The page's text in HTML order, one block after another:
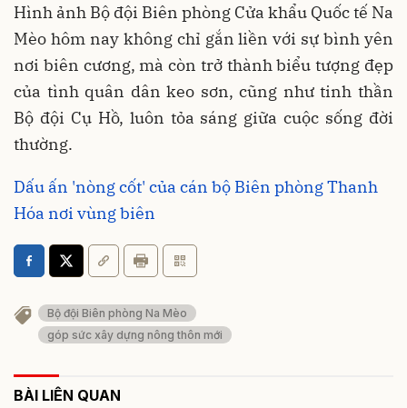
Hình ảnh Bộ đội Biên phòng Cửa khẩu Quốc tế Na
Mèo hôm nay không chỉ gắn liền với sự bình yên
nơi biên cương, mà còn trở thành biểu tượng đẹp
của tình quân dân keo sơn, cũng như tinh thần
Bộ đội Cụ Hồ, luôn tỏa sáng giữa cuộc sống đời
thường.
Dấu ấn 'nòng cốt' của cán bộ Biên phòng Thanh
Hóa nơi vùng biên
Bộ đội Biên phòng Na Mèo
góp sức xây dựng nông thôn mới
BÀI LIÊN QUAN